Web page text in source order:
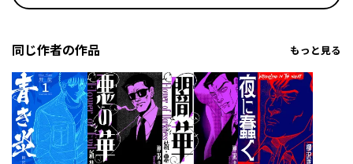
同じ作者の作品 もっと見る